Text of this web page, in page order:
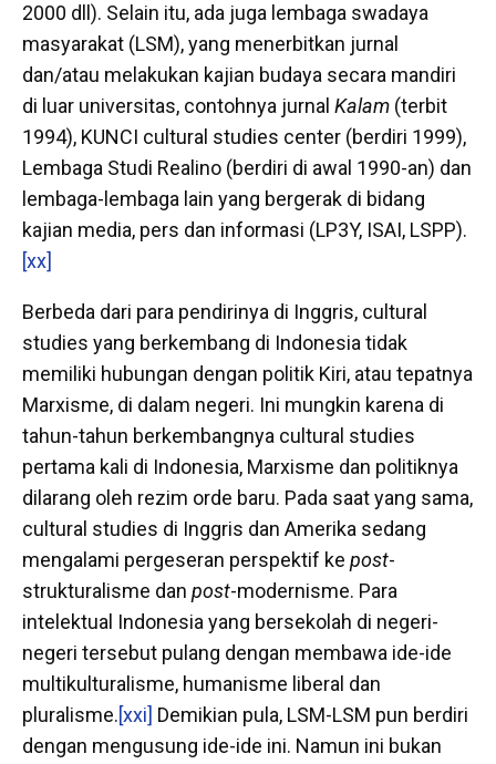
2000 dll). Selain itu, ada juga lembaga swadaya
masyarakat (LSM), yang menerbitkan jurnal
dan/atau melakukan kajian budaya secara mandiri
di luar universitas, contohnya jurnal Kalam (terbit
1994), KUNCI cultural studies center (berdiri 1999),
Lembaga Studi Realino (berdiri di awal 1990-an) dan
lembaga-lembaga lain yang bergerak di bidang
kajian media, pers dan informasi (LP3Y, ISAI, LSPP).
[xx]
Berbeda dari para pendirinya di Inggris, cultural
studies yang berkembang di Indonesia tidak
memiliki hubungan dengan politik Kiri, atau tepatnya
Marxisme, di dalam negeri. Ini mungkin karena di
tahun-tahun berkembangnya cultural studies
pertama kali di Indonesia, Marxisme dan politiknya
dilarang oleh rezim orde baru. Pada saat yang sama,
cultural studies di Inggris dan Amerika sedang
mengalami pergeseran perspektif ke post-
strukturalisme dan post-modernisme. Para
intelektual Indonesia yang bersekolah di negeri-
negeri tersebut pulang dengan membawa ide-ide
multikulturalisme, humanisme liberal dan
pluralisme.[xxi] Demikian pula, LSM-LSM pun berdiri
dengan mengusung ide-ide ini. Namun ini bukan